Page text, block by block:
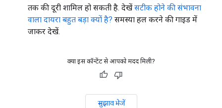
तक की दूरी शामिल हो सकती है. देखेंसटीक होने की संभावना
वाला दायरा बहुत बड़ा क्यों है? समस्या हल करने की गाइड में
जाकर देखें.
क्या इस कॉन्टेंट से आपको मदद मिली?
सुझाव भेजें